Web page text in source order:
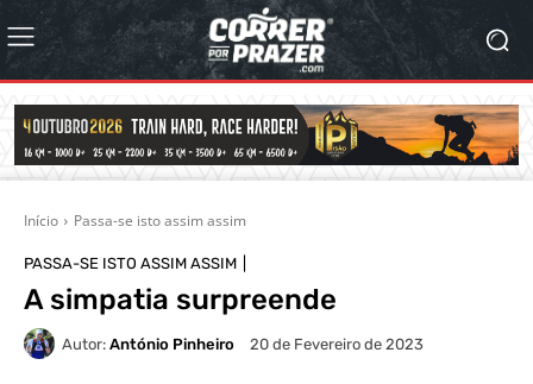
Início Passa-se isto assim assim
PASSA-SE ISTO ASSIM ASSIM
A simpatia surpreende
Autor: António Pinheiro 20 de Fevereiro de 2023